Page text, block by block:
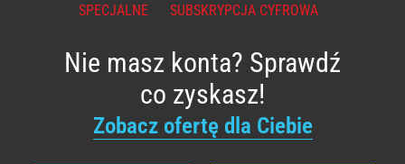
SPECJALNE
SUBSKRYPCJA CYFROWA
Nie masz konta? Sprawdź
co zyskasz!
Zobacz ofertę dla Ciebie